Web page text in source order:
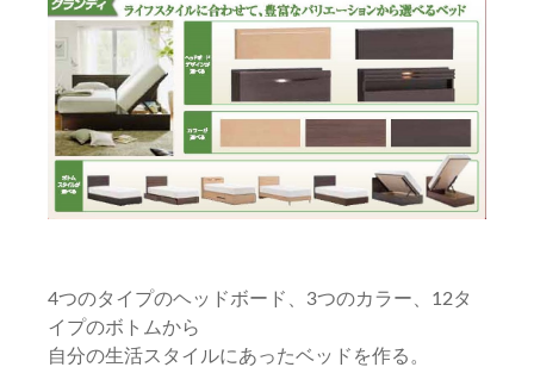
4つのタイプのヘッドボード、3つのカラー、12タ
イプのボトムから
自分の生活スタイルにあったベッドを作る。